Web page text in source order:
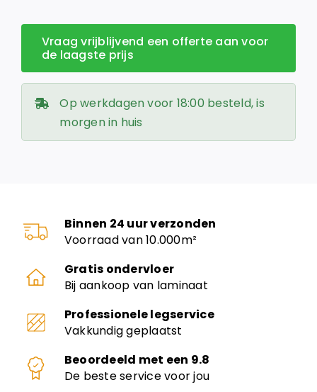
Vraag vrijblijvend een offerte aan voor
de laagste prijs
Op werkdagen voor 18:00 besteld, is
morgen in huis
Binnen 24 uur verzonden
Voorraad van 10.000m²
Gratis ondervloer
Bij aankoop van laminaat
Professionele legservice
Vakkundig geplaatst
Beoordeeld met een 9.8
De beste service voor jou